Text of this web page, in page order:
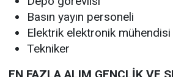
Basın yayın personeli
Elektrik elektronik mühendisi
Tekniker